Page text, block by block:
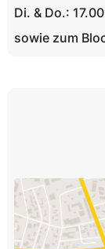
Di. & Do.:
sowie zum